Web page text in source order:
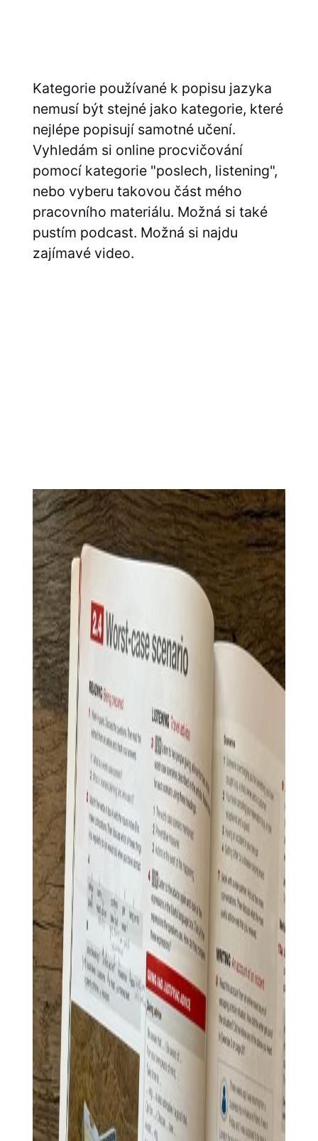
Kategorie používané k popisu jazyka
nemusí být stejné jako kategorie, které
nejlépe popisují samotné učení.
Vyhledám si online procvičování
pomocí kategorie "poslech, listening",
nebo vyberu takovou část mého
pracovního materiálu. Možná si také
pustím podcast. Možná si najdu
zajímavé video.